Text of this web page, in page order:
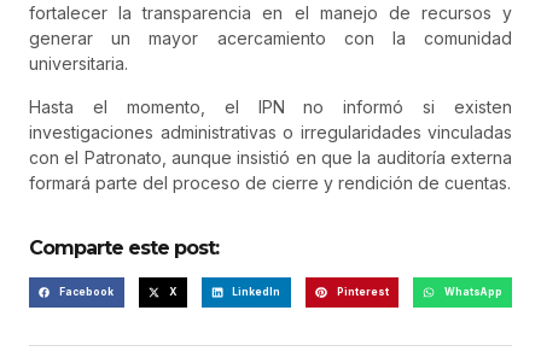
fortalecer la transparencia en el manejo de recursos y
generar un mayor acercamiento con la comunidad
universitaria.
Hasta el momento, el IPN no informó si existen
investigaciones administrativas o irregularidades vinculadas
con el Patronato, aunque insistió en que la auditoría externa
formará parte del proceso de cierre y rendición de cuentas.
Comparte este post:
Facebook X LinkedIn Pinterest WhatsApp